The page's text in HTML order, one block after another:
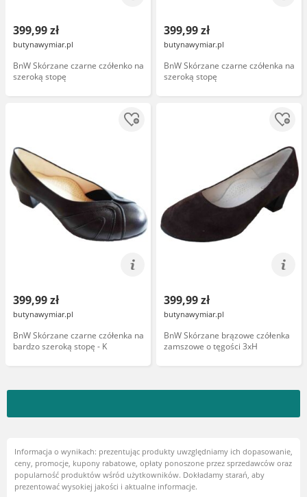
399,99 zł
butynawymiar.pl
BnW Skórzane czarne czółenko na
szeroką stopę
399,99 zł
butynawymiar.pl
BnW Skórzane czarne czółenka na
szeroką stopę
399,99 zł
butynawymiar.pl
BnW Skórzane czarne czółenka na
bardzo szeroką stopę - K
399,99 zł
butynawymiar.pl
BnW Skórzane brązowe czółenka
zamszowe o tęgości 3xH
Informacja o wynikach: prezentując produkty uwzględniamy ich dopasowanie,
ceny, promocje, kupony rabatowe, opłaty ponoszone przez sprzedawców oraz
popularność produktów wśród użytkowników. Dokładamy starań, aby
prezentować wysokiej jakości i aktualne informacje.